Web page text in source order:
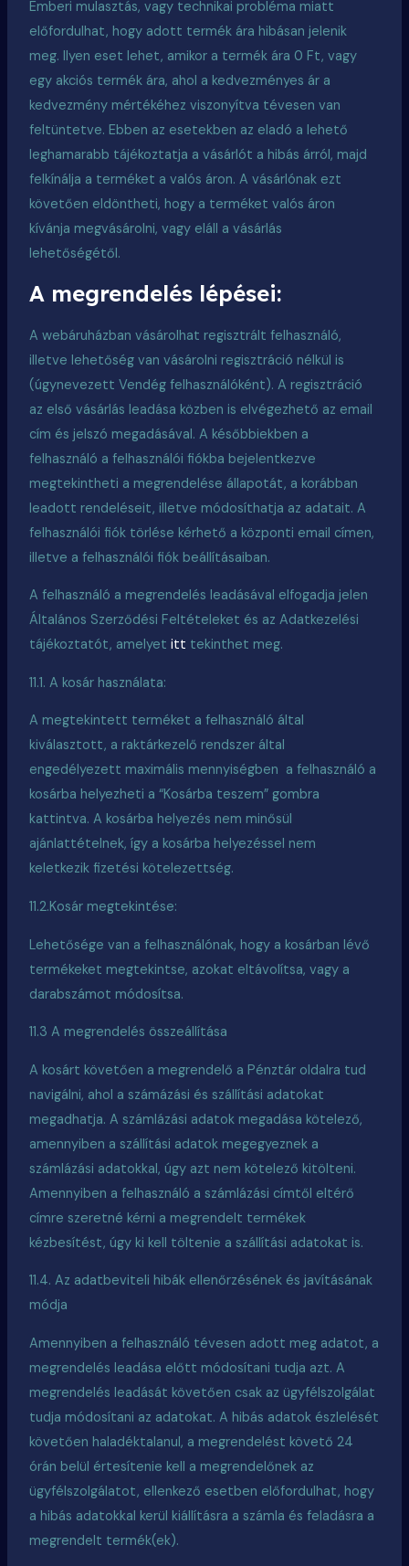
Emberi mulasztás, vagy technikai probléma miatt
előfordulhat, hogy adott termék ára hibásan jelenik
meg. Ilyen eset lehet, amikor a termék ára 0 Ft, vagy
egy akciós termék ára, ahol a kedvezményes ár a
kedvezmény mértékéhez viszonyítva tévesen van
feltüntetve. Ebben az esetekben az eladó a lehető
leghamarabb tájékoztatja a vásárlót a hibás árról, majd
felkínálja a terméket a valós áron. A vásárlónak ezt
követően eldöntheti, hogy a terméket valós áron
kívánja megvásárolni, vagy eláll a vásárlás
lehetőségétől.
A megrendelés lépései:
A webáruházban vásárolhat regisztrált felhasználó,
illetve lehetőség van vásárolni regisztráció nélkül is
(úgynevezett Vendég felhasználóként). A regisztráció
az első vásárlás leadása közben is elvégezhető az email
cím és jelszó megadásával. A későbbiekben a
felhasználó a felhasználói fiókba bejelentkezve
megtekintheti a megrendelése állapotát, a korábban
leadott rendeléseit, illetve módosíthatja az adatait. A
felhasználói fiók törlése kérhető a központi email címen,
illetve a felhasználói fiók beállításaiban.
A felhasználó a megrendelés leadásával elfogadja jelen
Általános Szerződési Feltételeket és az Adatkezelési
tájékoztatót, amelyetitt tekinthet meg.
11.1. A kosár használata:
A megtekintett terméket a felhasználó által
kiválasztott, a raktárkezelő rendszer által
engedélyezett maximálismennyiségben a felhasználó a
kosárba helyezheti a “Kosárba teszem” gombra
kattintva. A kosárba helyezés nem minősül
ajánlattételnek, így a kosárba helyezéssel nem
keletkezik fizetési kötelezettség.
11.2.Kosár megtekintése:
Lehetősége van a felhasználónak, hogy a kosárban lévő
termékeket megtekintse, azokat eltávolítsa, vagy a
darabszámot módosítsa.
11.3 A megrendelés összeállítása
Akosárt követően a megrendelő a Pénztár oldalra tud
navigálni, ahol a számázási és szállítási adatokat
megadhatja. A számlázási adatok megadása kötelező,
amennyiben a szállítási adatok megegyeznek a
számlázási adatokkal, úgy azt nem kötelező kitölteni.
Amennyiben a felhasználó a számlázási címtől eltérő
címre szeretné kérni a megrendelt termékek
kézbesítést, úgy ki kell töltenie a szállítási adatokat is.
11.4. Az adatbeviteli hibák ellenőrzésének és javításának
módja
Amennyiben a felhasználó tévesen adott meg adatot, a
megrendelés leadása előtt módosítani tudja azt. A
megrendelés leadását követően csak az ügyfélszolgálat
tudja módosítani az adatokat. A hibás adatok észlelését
követően haladéktalanul, a megrendelést követő 24
órán belül értesítenie kell a megrendelőnek az
ügyfélszolgálatot, ellenkező esetben előfordulhat, hogy
a hibás adatokkal kerül kiállításra a számla és feladásra a
megrendelt termék(ek).